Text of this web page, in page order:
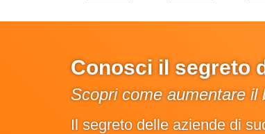
Conosci il segreto
Scopri come aumentare il
Il segreto delle aziende di